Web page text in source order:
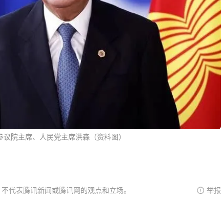
院主席、人民党主席洪森（资料图）
代表腾讯新闻或腾讯网的观点和立场。 举报